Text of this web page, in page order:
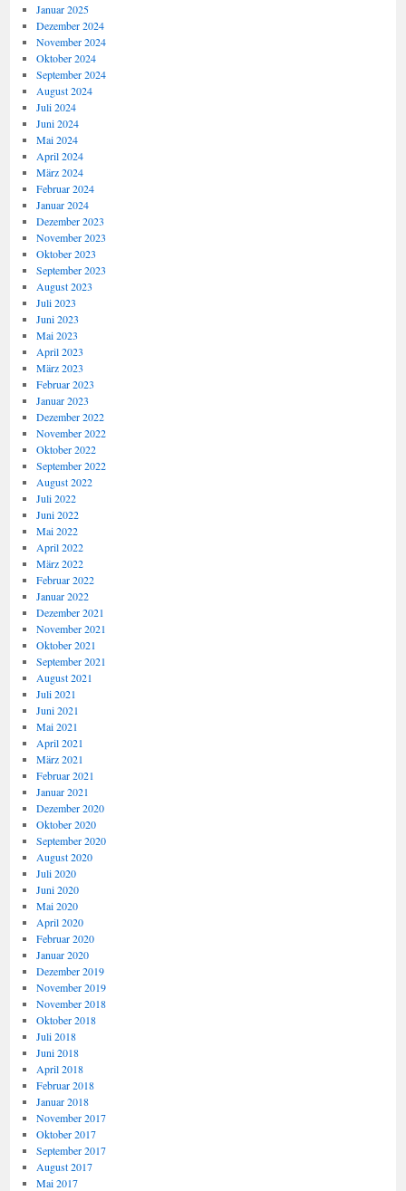
Januar 2025
Dezember 2024
November 2024
Oktober 2024
September 2024
August 2024
Juli 2024
Juni 2024
Mai 2024
April 2024
März 2024
Februar 2024
Januar 2024
Dezember 2023
November 2023
Oktober 2023
September 2023
August 2023
Juli 2023
Juni 2023
Mai 2023
April 2023
März 2023
Februar 2023
Januar 2023
Dezember 2022
November 2022
Oktober 2022
September 2022
August 2022
Juli 2022
Juni 2022
Mai 2022
April 2022
März 2022
Februar 2022
Januar 2022
Dezember 2021
November 2021
Oktober 2021
September 2021
August 2021
Juli 2021
Juni 2021
Mai 2021
April 2021
März 2021
Februar 2021
Januar 2021
Dezember 2020
Oktober 2020
September 2020
August 2020
Juli 2020
Juni 2020
Mai 2020
April 2020
Februar 2020
Januar 2020
Dezember 2019
November 2019
November 2018
Oktober 2018
Juli 2018
Juni 2018
April 2018
Februar 2018
Januar 2018
November 2017
Oktober 2017
September 2017
August 2017
Mai 2017